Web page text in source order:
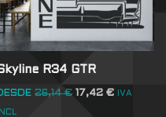
R34 GTR
26,14€ 17,42€ IVA
INCL